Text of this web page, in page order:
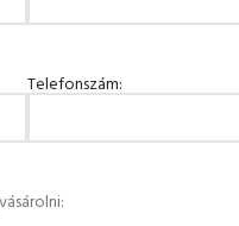
Telefonszám: